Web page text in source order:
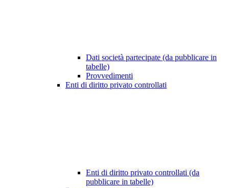
Dati società partecipate (da pubblicare in
tabelle)
Provvedimenti
Enti di diritto privato controllati
Enti di diritto privato controllati (da
pubblicare in tabelle)